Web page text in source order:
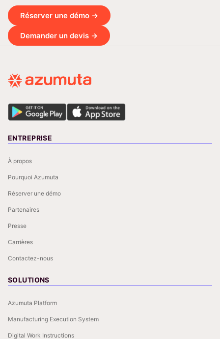
Réserver une démo →
Demander un devis →
ENTREPRISE
À propos
Pourquoi Azumuta
Réserver une démo
Partenaires
Presse
Carrières
Contactez-nous
SOLUTIONS
Azumuta Platform
Manufacturing Execution System
Digital Work Instructions